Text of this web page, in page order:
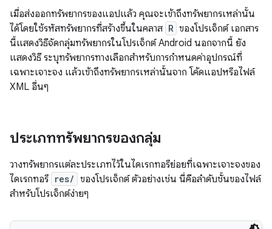
เมื่อส่งออกทรัพยากรของแอปแล้ว คุณจะเข้าถึงทรัพยากรเหล่านั้น
ได้โดยใช้รหัสทรัพยากรที่สร้างขึ้นในคลาส R ของโปรเจ็กต์ เอกสาร
นี้แสดงวิธีจัดกลุ่มทรัพยากรในโปรเจ็กต์ Android นอกจากนี้ ยัง
แสดงวิธี ระบุทรัพยากรทางเลือกสำหรับการกำหนดค่าอุปกรณ์ที่
เฉพาะเจาะจง แล้วเข้าถึงทรัพยากรเหล่านั้นจาก โค้ดแอปหรือไฟล์
XML อื่นๆ
ประเภททรัพยากรของกลุ่ม
วางทรัพยากรแต่ละประเภทไว้ในไดเรกทอรีย่อยที่เฉพาะเจาะจงของ
ไดเรกทอรี res/ ของโปรเจ็กต์ ตัวอย่างเช่น นี่คือลำดับชั้นของไฟล์
สำหรับโปรเจ็กต์ง่ายๆ